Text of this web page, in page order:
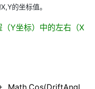
的坐标值。
Y坐标）中的左右（X
Math.Cos(DriftAngl